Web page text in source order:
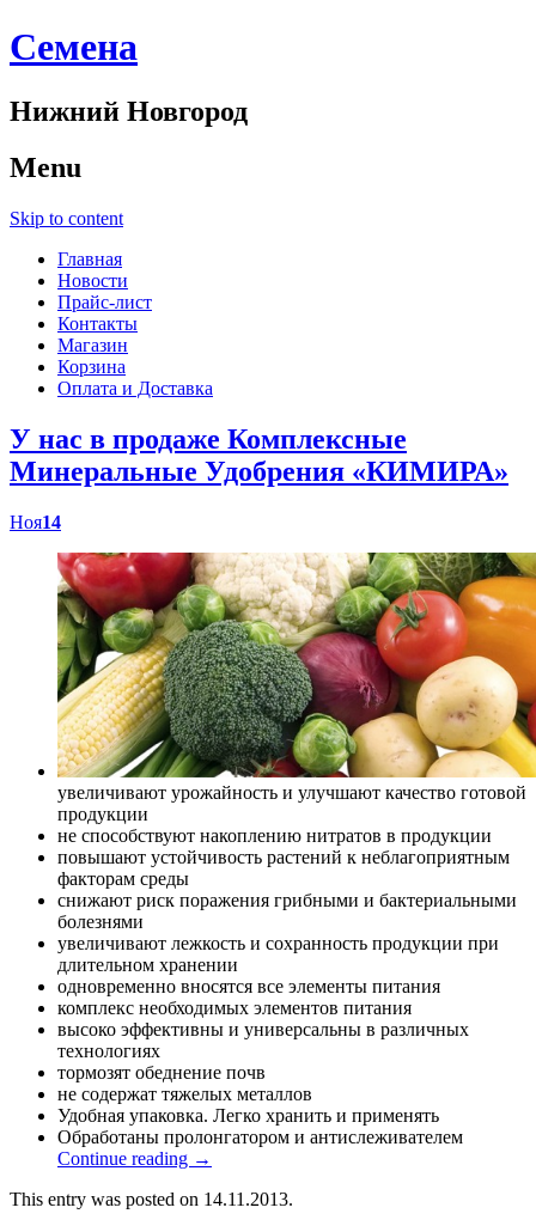
Cемена
Нижний Новгород
Menu
Skip to content
Главная
Новости
Прайс-лист
Контакты
Магазин
Корзина
Оплата и Доставка
У нас в продаже Комплексные
Минеральные Удобрения «КИМИРА»
Ноя14
увеличивают урожайность и улучшают качество готовой
продукции
не способствуют накоплению нитратов в продукции
повышают устойчивость растений к неблагоприятным
факторам среды
снижают риск поражения грибными и бактериальными
болезнями
увеличивают лежкость и сохранность продукции при
длительном хранении
одновременно вносятся все элементы питания
комплекс необходимых элементов питания
высоко эффективны и универсальны в различных
технологиях
тормозят обеднение почв
не содержат тяжелых металлов
Удобная упаковка. Легко хранить и применять
Обработаны пролонгатором и антислеживателем
Continue reading →
This entry was posted on 14.11.2013.